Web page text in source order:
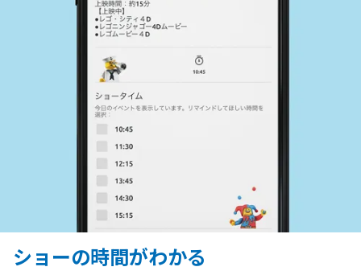
ショーの時間がわかる